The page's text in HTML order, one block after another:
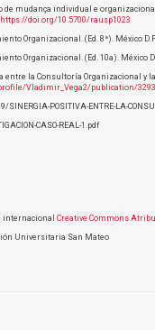
de mudança individual e
https://doi.org/10.5700/rausp1023
Organizacional. (Ed. 8ª). México
Organizacional. (Ed. 10a). México
entre la Consultoría Organizacional y
publication/
POSITIVA-ENTRE-LA-
CASO-REAL-1.pdf
internacional Creative Commons
Universitaria San Mateo